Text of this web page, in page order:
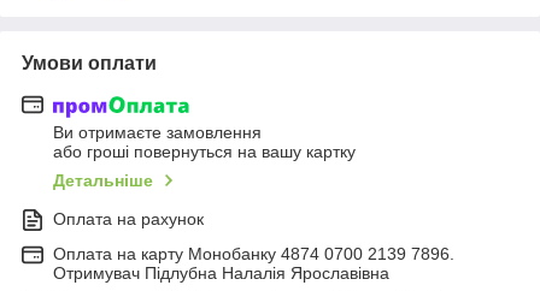
Умови оплати
Ви отримаєте замовлення
або гроші повернуться на вашу картку
Детальніше
Оплата на рахунок
Оплата на карту Монобанку 4874 0700 2139 7896.
Отримувач Підлубна Налалія Ярославівна